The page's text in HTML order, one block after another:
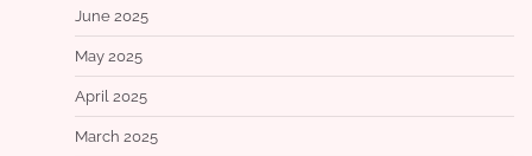
June 2025
May 2025
April 2025
March 2025